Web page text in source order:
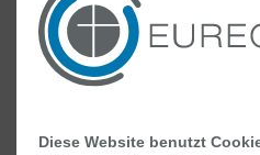
erhalten. Klingt
hier alles, was ihr wissen
MEHR DAZU
Diese Website benutzt